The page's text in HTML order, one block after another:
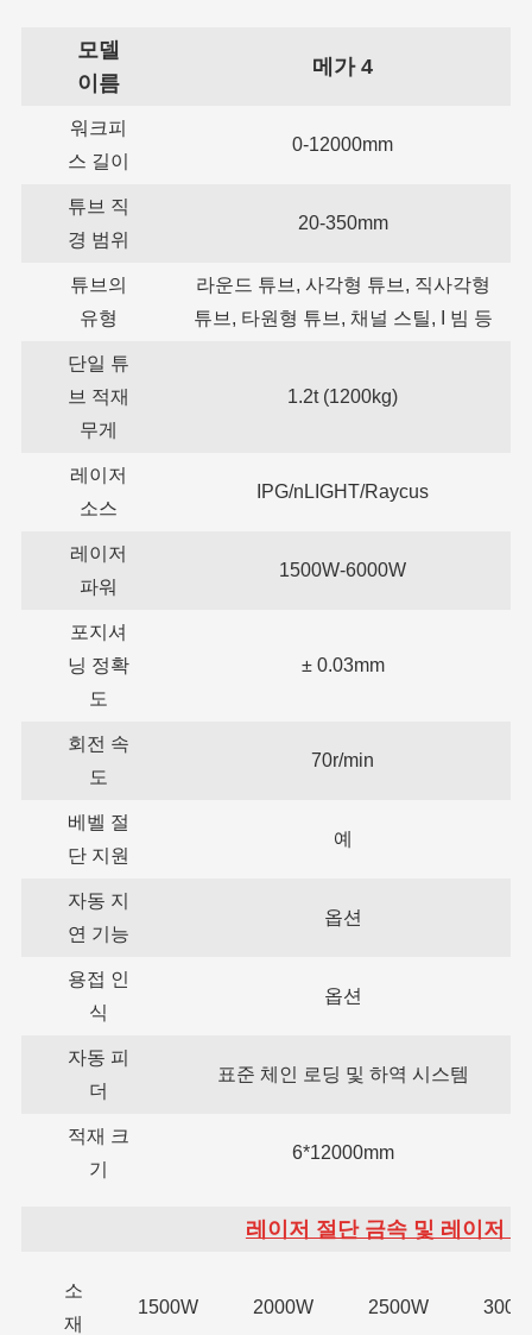
모델
이름
메가 4
워크피
스 길이
0-12000mm
튜브 직
경 범위
20-350mm
튜브의
유형
라운드 튜브, 사각형 튜브, 직사각형
튜브, 타원형 튜브, 채널 스틸, I 빔 등
단일 튜
브 적재
무게
1.2t (1200kg)
레이저
소스
IPG/nLIGHT/Raycus
레이저
파워
1500W-6000W
포지셔
닝 정확
도
± 0.03mm
회전 속
도
70r/min
베벨 절
단 지원
예
자동 지
연 기능
옵션
용접 인
식
옵션
자동 피
더
표준 체인 로딩 및 하역 시스템
적재 크
기
6*12000mm
레이저 절단 금속 및 레이저
소
재
1500W 2000W 2500W